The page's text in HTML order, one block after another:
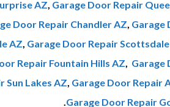
AZ, Garage Door Repair
Door Repair Chandler AZ, Garage
AZ, Garage Door Repair
Repair Fountain Hills AZ, Garage
Sun Lakes AZ, Garage Door Repair
Garage Door Repair
.